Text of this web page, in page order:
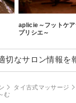
aplicie～フットケア
プリシエ～
切なサロン情報を
タイ古式マッサージ
む